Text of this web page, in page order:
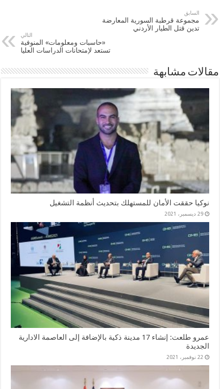
السابق
مجموعة قرطبة السورية المعارضة
تدين قتل الطيار الأردني
التالي
«حاسبات ومعلومات» المنوفية
تستعد لإمتحانات الدراسات العليا
مقالات مشابهة
نوكيا حققت الأمان للمستهلك بتحديث أنظمة التشغيل
29 ديسمبر، 2021
عمرو طلعت: إنشاء 17 مدينة ذكية بالإضافة إلى العاصمة الادارية
الجديدة
22 نوفمبر، 2021